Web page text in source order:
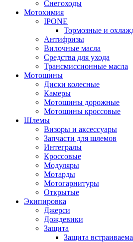
Снегоходы
Мотохимия
IPONE
Тормозные и
Антифризы
Вилочные масла
Средства для ухода
Трансмиссионные масла
Мотошины
Диски колесные
Камеры
Мотошины дорожные
Мотошины кроссовые
Шлемы
Визоры и аксессуары
Запчасти для шлемов
Интегралы
Кроссовые
Модуляры
Мотарды
Мотогарнитуры
Открытые
Экипировка
Джерси
Дождевики
Защита
Защита